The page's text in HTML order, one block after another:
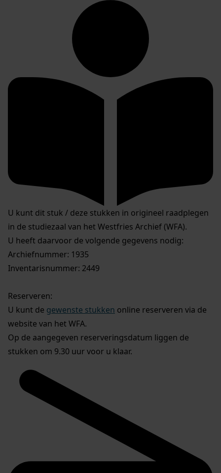
U kunt dit stuk / deze stukken in origineel raadplegen
in de studiezaal van het Westfries Archief (WFA).
U heeft daarvoor de volgende gegevens nodig:
Archiefnummer: 1935
Inventarisnummer: 2449
Reserveren:
U kunt de gewenste stukken online reserveren via de
website van het WFA.
Op de aangegeven reserveringsdatum liggen de
stukken om 9.30 uur voor u klaar.